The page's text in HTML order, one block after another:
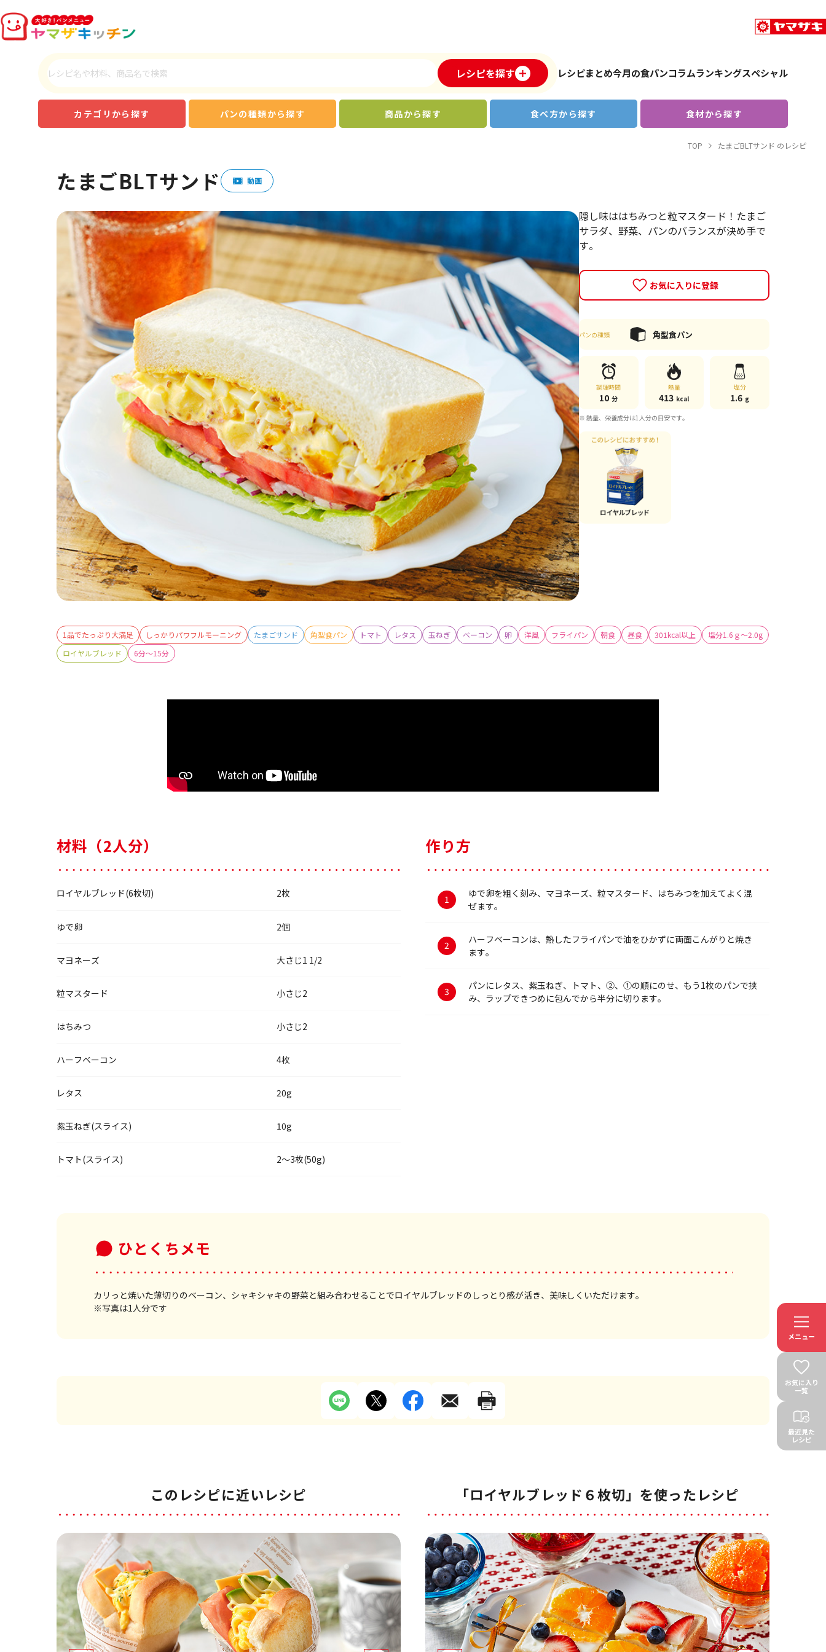
レシピを探す レシピまとめ今月の食パンコラムランキングスペシャル
カテゴリから探す パンの種類から探す 商品から探す 食べ方から探す 食材から探す
TOP たまごBLTサンド のレシピ
たまごBLTサンド
隠し味ははちみつと粒マスタード！たまご
サラダ、野菜、パンのバランスが決め手で
す。
お気に入りに登録
パンの種類 角型食パン
調理時間
10 分
熱量
413 kcal
塩分
1.6 g
※ 熱量、栄養成分は1人分の目安です。
1品でたっぷり大満足 しっかりパワフルモーニング たまごサンド 角型食パン トマト レタス 玉ねぎ ベーコン 卵 洋風 フライパン 朝食 昼食 301kcal以上
塩分1.6ｇ～2.0g
ロイヤルブレッド
6分～15分
材料（2人分）
ロイヤルブレッド(6枚切) 2枚
ゆで卵 2個
マヨネーズ 大さじ1 1/2
粒マスタード 小さじ2
はちみつ 小さじ2
ハーフベーコン 4枚
レタス 20g
紫玉ねぎ(スライス) 10g
トマト(スライス) 2～3枚(50g)
作り方
ゆで卵を粗く刻み、マヨネーズ、粒マスタード、はちみつを加えてよく混
ぜます。
ハーフベーコンは、熱したフライパンで油をひかずに両面こんがりと焼き
ます。
パンにレタス、紫玉ねぎ、トマト、②、①の順にのせ、もう1枚のパンで挟
み、ラップできつめに包んでから半分に切ります。
ひとくちメモ
カリっと焼いた薄切りのベーコン、シャキシャキの野菜と組み合わせることでロイヤルブレッドのしっとり感が活き、美味しくいただけます。
※写真は1人分です
このレシピに近いレシピ 「ロイヤルブレッド６枚切」を使ったレシピ
メニュー
お気に入り
一覧
最近見た
レシピ